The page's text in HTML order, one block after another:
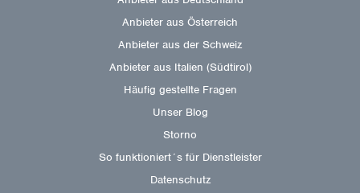
Anbieter aus Österreich
Anbieter aus der Schweiz
Anbieter aus Italien (Südtirol)
Häufig gestellte Fragen
Unser Blog
Storno
So funktioniert´s für Dienstleister
Datenschutz